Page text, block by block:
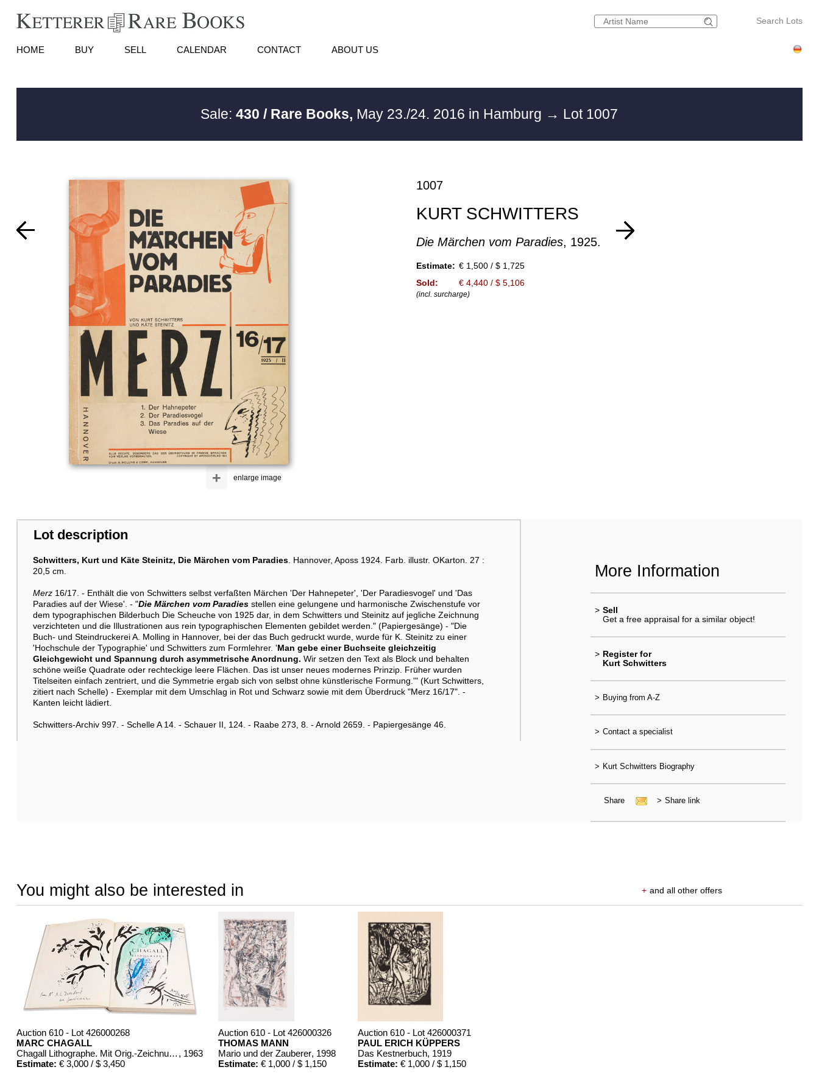
Search Lots
HOME BUY SELL CALENDAR CONTACT ABOUT US
Sale:430 / Rare Books, May 23./24. 2016 in Hamburg → Lot 1007
enlarge image
+
1007
KURT SCHWITTERS
Die Märchen vom Paradies, 1925.
Estimate: € 1,500 / $ 1,725
Sold:
€ 4,440 / $ 5,106
(incl. surcharge)
Lot description
Schwitters, Kurt und Käte Steinitz, Die Märchen vom Paradies. Hannover, Aposs 1924. Farb. illustr. OKarton. 27 :
20,5 cm.
Merz16/17. - Enthält die von Schwitters selbst verfaßten Märchen 'Der Hahnepeter', 'Der Paradiesvogel' und 'Das
Paradies auf der Wiese'. - "Die Märchen vom Paradiesstellen eine gelungene und harmonische Zwischenstufe vor
dem typographischen Bilderbuch Die Scheuche von 1925 dar, in dem Schwitters und Steinitz auf jegliche Zeichnung
verzichteten und die Illustrationen aus rein typographischen Elementen gebildet werden." (Papiergesänge) - "Die
Buch- und Steindruckerei A. Molling in Hannover, bei der das Buch gedruckt wurde, wurde für K. Steinitz zu einer
'Hochschule der Typographie' und Schwitters zum Formlehrer. 'Man gebe einer Buchseite gleichzeitig
Gleichgewicht und Spannung durch asymmetrische Anordnung. Wir setzen den Text als Block und behalten
schöne weiße Quadrate oder rechteckige leere Flächen. Das ist unser neues modernes Prinzip. Früher wurden
Titelseiten einfach zentriert, und die Symmetrie ergab sich von selbst ohne künstlerische Formung.'" (Kurt Schwitters,
zitiert nach Schelle) - Exemplar mit dem Umschlag in Rot und Schwarz sowie mit dem Überdruck "Merz 16/17". -
Kanten leicht lädiert.
Schwitters-Archiv 997. - Schelle A 14. - Schauer II, 124. - Raabe 273, 8. - Arnold 2659. - Papiergesänge 46.
More Information
> Sell
Get a free appraisal for a similar object!
> Register for
Kurt Schwitters
> Buying from A-Z
> Contact a specialist
> Kurt Schwitters Biography
Share > Share link
You might also be interested in + and all other offers
Auction 610 - Lot 426000268
MARC CHAGALL
Chagall Lithographe. Mit Orig.-Zeichnung von Chagall , 1963
Estimate: € 3,000 / $ 3,450
Auction 610 - Lot 426000326
THOMAS MANN
Mario und der Zauberer, 1998
Estimate: € 1,000 / $ 1,150
Auction 610 - Lot 426000371
PAUL ERICH KÜPPERS
Das Kestnerbuch, 1919
Estimate: € 1,000 / $ 1,150